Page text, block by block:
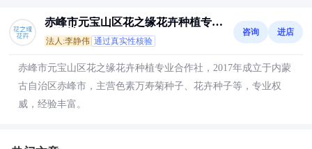
赤峰市元宝山区花之缘花卉种植专业
合作社
法人:李静伟 通过真实性核验
咨询 进店
赤峰市元宝山区花之缘花卉种植专业合作社，2017年成立于内蒙
古自治区赤峰市，主营色素万寿菊种子、花卉种子等，专业权
威，经验丰富。